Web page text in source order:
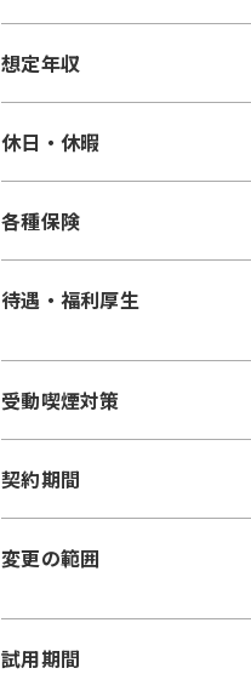
想定年収
休日・休暇
各種保険
待遇・福利厚生
受動喫煙対策
契約期間
変更の範囲
試用期間